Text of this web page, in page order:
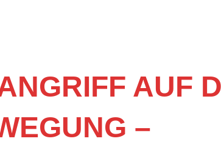
AUF
–